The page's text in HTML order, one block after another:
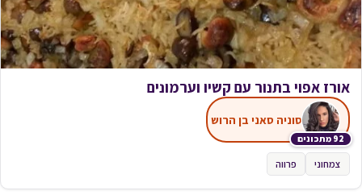
אורז אפוי בתנור עם קשיו וערמונים
92 מתכונים
סוניה סאני בן הרוש
צמחוני פרווה